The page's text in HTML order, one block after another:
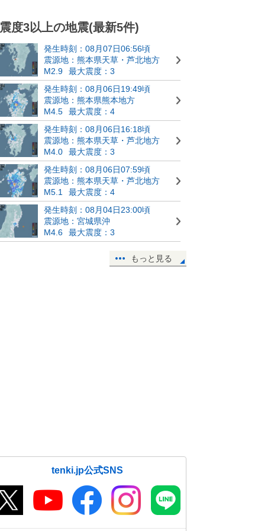
震度3以上の地震(最新5件)
発生時刻：08月07日06:56頃
震源地：熊本県天草・芦北地方
M2.9
最大震度：3
発生時刻：08月06日19:49頃
震源地：熊本県熊本地方
M4.5
最大震度：4
発生時刻：08月06日16:18頃
震源地：熊本県天草・芦北地方
M4.0
最大震度：3
発生時刻：08月06日07:59頃
震源地：熊本県天草・芦北地方
M5.1
最大震度：4
発生時刻：08月04日23:00頃
震源地：宮城県沖
M4.6
最大震度：3
もっと見る
tenki.jp公式SNS